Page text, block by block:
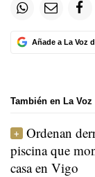
Añade a La Voz
También en La Voz
Ordenan
piscina que
casa en Vigo